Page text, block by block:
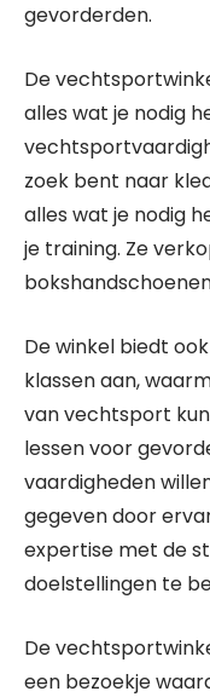
gevorderden.
De
alles wat je nodig
zoek bent naar
alles wat je nodig
je training. Ze
De winkel biedt
klassen aan,
van vechtsport
lessen voor
vaardigheden
gegeven door
expertise met de
doelstellingen te
De
een bezoekje